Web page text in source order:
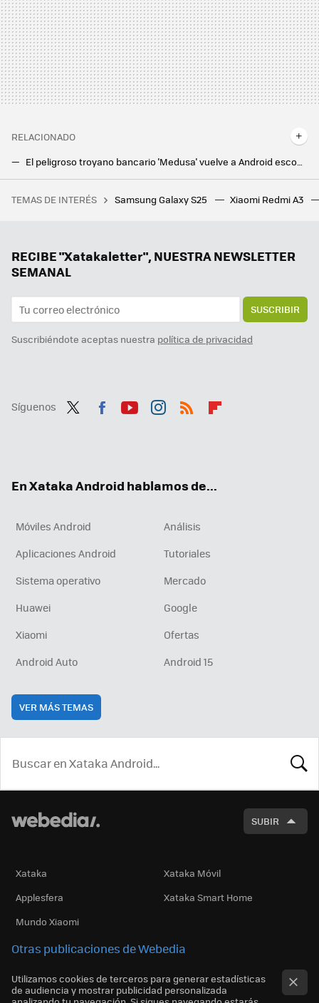
RELACIONADO
Microsoft prohíbe usar móviles Android a sus empleados en China y les entregará un iPhone 15, según Bloomberg
Encontró 20 consolas de Nintendo y más de 12 copias de los mismos juegos en casa de su abuela, y la razón parece evidente
TEMAS DE INTERÉS Samsung Galaxy S25 Xiaomi Redmi A3
RECIBE "Xatakaletter", NUESTRA NEWSLETTER
SEMANAL
SUSCRIBIR
Suscribiéndote aceptas nuestra política de privacidad
Síguenos
En Xataka Android hablamos de...
Móviles Android
Análisis
Aplicaciones Android
Tutoriales
Sistema operativo
Mercado
Huawei
Google
Xiaomi
Ofertas
Android Auto
Android 15
VER MÁS TEMAS
SUBIR
Xataka
Xataka Móvil
Applesfera
Xataka Smart Home
Mundo Xiaomi
Otras publicaciones de Webedia
Utilizamos cookies de terceros para generar estadísticas
de audiencia y mostrar publicidad personalizada